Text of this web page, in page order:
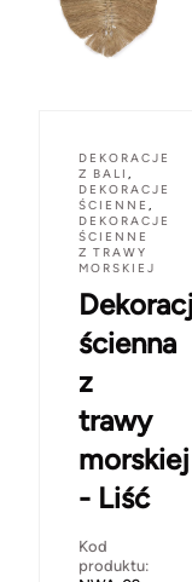
DEKORACJE
Z BALI ,
DEKORACJE
ŚCIENNE ,
DEKORACJE
ŚCIENNE
Z TRAWY
MORSKIEJ
ścienna
z
trawy
morskiej
- Liść
Kod
produktu: